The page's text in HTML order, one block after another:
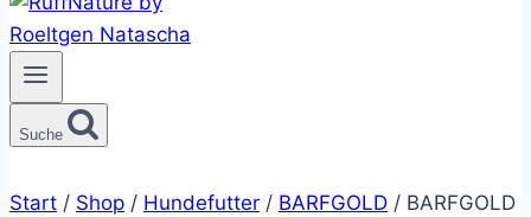
Suche
Start / Shop / Hundefutter / BARFGOLD / BARFGOLD